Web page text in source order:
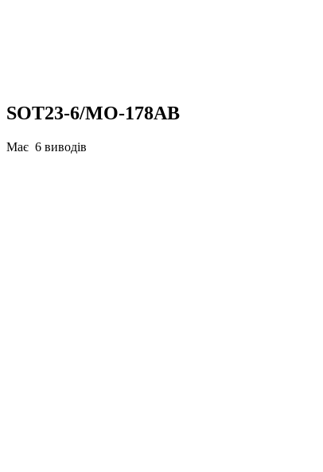
SOT23-6/MO-178AB
Має 6 виводів